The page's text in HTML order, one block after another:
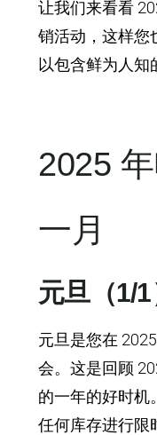
让我们来看看
销活动，这样您
以包含鲜为人知
2025
一月
元旦（1/1
元旦是您在
会。这是回顾
的一年的好时机
任何库存进行限